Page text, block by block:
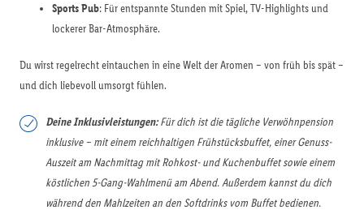
Sports Pub: Für entspannte Stunden mit Spiel, TV-Highlights und
lockerer Bar-Atmosphäre.
Du wirst regelrecht eintauchen in eine Welt der Aromen – von früh bis spät –
und dich liebevoll umsorgt fühlen.
Deine Inklusivleistungen:Für dich ist die tägliche Verwöhnpension
inklusive – mit einem reichhaltigen Frühstücksbuffet, einer Genuss-
Auszeit am Nachmittag mit Rohkost- und Kuchenbuffet sowie einem
köstlichen 5-Gang-Wahlmenü am Abend. Außerdem kannst du dich
während den Mahlzeiten an den Softdrinks vom Buffet bedienen.